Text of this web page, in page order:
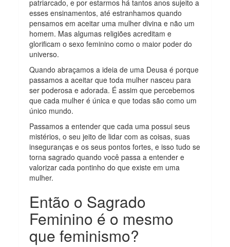
patriarcado, e por estarmos há tantos anos sujeito a
esses ensinamentos, até estranhamos quando
pensamos em aceitar uma mulher divina e não um
homem. Mas algumas religiões acreditam e
glorificam o sexo feminino como o maior poder do
universo.
Quando abraçamos a ideia de uma Deusa é porque
passamos a aceitar que toda mulher nasceu para
ser poderosa e adorada. É assim que percebemos
que cada mulher é única e que todas são como um
único mundo.
Passamos a entender que cada uma possui seus
mistérios, o seu jeito de lidar com as coisas, suas
inseguranças e os seus pontos fortes, e isso tudo se
torna sagrado quando você passa a entender e
valorizar cada pontinho do que existe em uma
mulher.
Então o Sagrado
Feminino é o mesmo
que feminismo?